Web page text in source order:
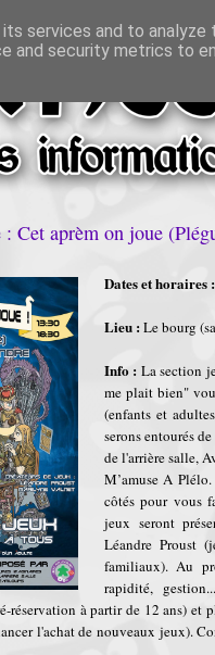
Cet aprèm on joue
Dates et horaires :
Lieu : Le bourg
Info : La section
me plait bien"
(enfants et
serons entourés
de l'arrière salle,
M’amuse A
côtés pour vous
jeux seront
Léandre Proust
familiaux). Au
rapidité,
réservation à partir de 12 ans) et
l'achat de nouveaux jeux).
services and to analyze
and security metrics to